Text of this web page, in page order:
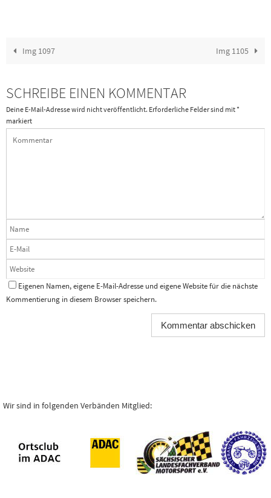
Img 1097 Img 1105
SCHREIBE EINEN KOMMENTAR
Deine E-Mail-Adresse wird nicht veröffentlicht. Erforderliche Felder sind mit*
markiert
Eigenen Namen, eigene E-Mail-Adresse und eigene Website für die nächste
Kommentierung in diesem Browser speichern.
Wir sind in folgenden Verbänden Mitglied: